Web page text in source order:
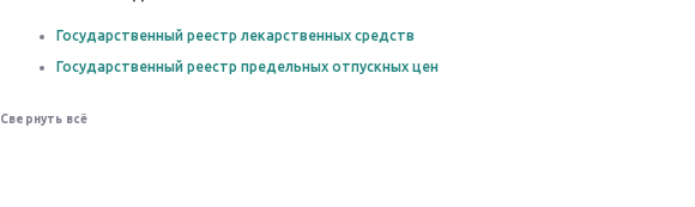
Государственный реестр лекарственных средств
Государственный реестр предельных отпускных цен
Свернуть всё